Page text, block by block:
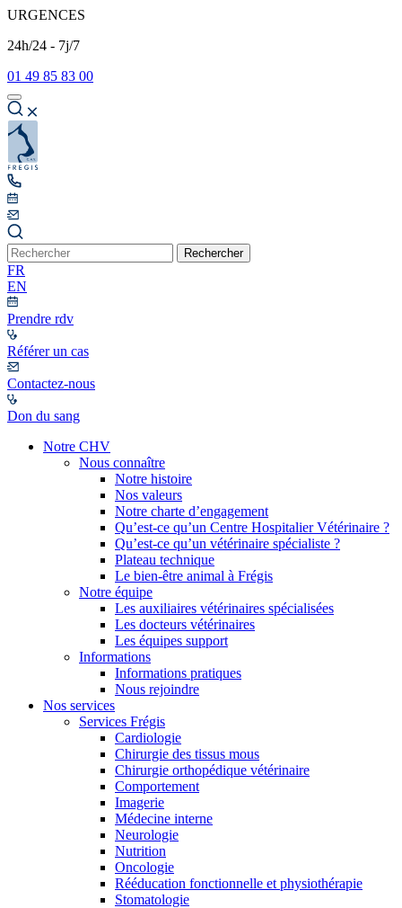
URGENCES
24h/24 - 7j/7
01 49 85 83 00
Rechercher
FR
EN
Prendre rdv
Référer un cas
Contactez-nous
Don du sang
Notre CHV
Nous connaître
Notre histoire
Nos valeurs
Notre charte d’engagement
Qu’est-ce qu’un Centre Hospitalier Vétérinaire ?
Qu’est-ce qu’un vétérinaire spécialiste ?
Plateau technique
Le bien-être animal à Frégis
Notre équipe
Les auxiliaires vétérinaires spécialisées
Les docteurs vétérinaires
Les équipes support
Informations
Informations pratiques
Nous rejoindre
Nos services
Services Frégis
Cardiologie
Chirurgie des tissus mous
Chirurgie orthopédique vétérinaire
Comportement
Imagerie
Médecine interne
Neurologie
Nutrition
Oncologie
Rééducation fonctionnelle et physiothérapie
Stomatologie